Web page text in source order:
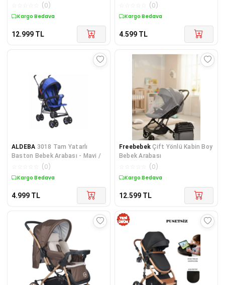
(0)
Kargo Bedava
12.999 TL
Arabası Baston Puset 3018
(0)
Kargo Bedava
4.599 TL
ALDEBA 3018 Tam Yatarlı
Baston Bebek Arabası - Mavi /
(0)
Kargo Bedava
4.999 TL
Freebebek Çift Yönlü Kabin Boy
Bebek Arabası
(0)
Kargo Bedava
12.599 TL